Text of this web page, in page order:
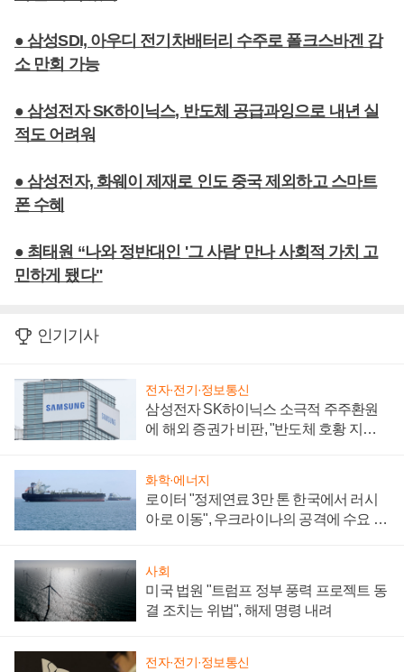
● 삼성SDI, 아우디 전기차배터리 수주로 폴크스바겐 감
소 만회 가능
● 삼성전자 SK하이닉스, 반도체 공급과잉으로 내년 실
적도 어려워
● 삼성전자, 화웨이 제재로 인도 중국 제외하고 스마트
폰 수혜
● 최태원 “나와 정반대인 '그 사람' 만나 사회적 가치 고
민하게 됐다"
인기기사
전자·전기·정보통신
삼성전자 SK하이닉스 소극적 주주환원
에 해외 증권가 비판, "반도체 호황 지속
화학·에너지
로이터 "정제연료 3만 톤 한국에서 러시
아로 이동", 우크라이나의 공격에 수요 늘
사회
미국 법원 "트럼프 정부 풍력 프로젝트 동
결 조치는 위법", 해제 명령 내려
전자·전기·정보통신